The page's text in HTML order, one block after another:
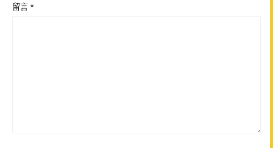
留言*